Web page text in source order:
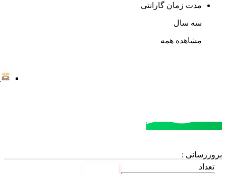
مدت زمان گارانتی
سه سال
مشاهده همه
بروزرسانی :
تعداد